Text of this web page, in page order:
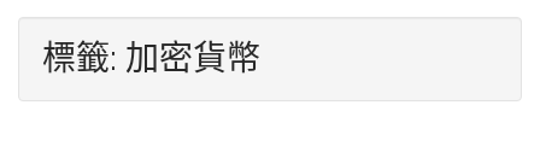
標籤: 加密貨幣